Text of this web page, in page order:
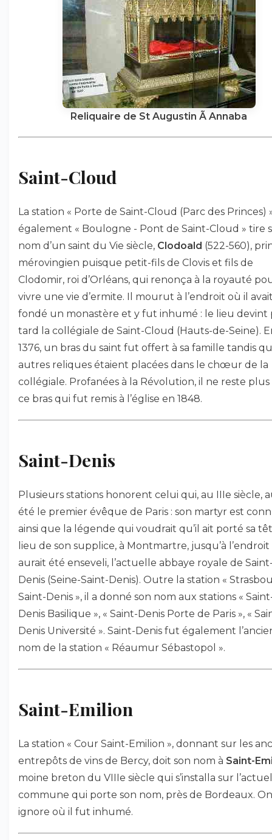
Reliquaire de St Augustin Ã Annaba
Saint-Cloud
La station « Porte de Saint-Cloud (Parc des Princes)
également « Boulogne - Pont de Saint-Cloud » tire
nom d’un saint du Vie siècle, Clodoald (522-560),
mérovingien puisque petit-fils de Clovis et fils de
Clodomir, roi d’Orléans, qui renonça à la royauté
vivre une vie d’ermite. Il mourut à l’endroit où il
fondé un monastère et y fut inhumé : le lieu devint
tard la collégiale de Saint-Cloud (Hauts-de-Seine).
1376, un bras du saint fut offert à sa famille tandis
autres reliques étaient placées dans le chœur de la
collégiale. Profanées à la Révolution, il ne reste
ce bras qui fut remis à l’église en 1848.
Saint-Denis
Plusieurs stations honorent celui qui, au IIIe siècle,
été le premier évêque de Paris : son martyr est
ainsi que la légende qui voudrait qu’il ait porté sa
lieu de son supplice, à Montmartre, jusqu’à
aurait été enseveli, l’actuelle abbaye royale de
Denis (Seine-Saint-Denis). Outre la station «
Saint-Denis », il a donné son nom aux stations «
Denis Basilique », « Saint-Denis Porte de Paris », «
Denis Université ». Saint-Denis fut également
nom de la station « Réaumur Sébastopol ».
Saint-Emilion
La station « Cour Saint-Emilion », donnant sur les
entrepôts de vins de Bercy, doit son nom à Saint-
moine breton du VIIIe siècle qui s’installa sur
commune qui porte son nom, près de Bordeaux. On
ignore où il fut inhumé.